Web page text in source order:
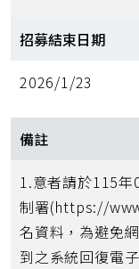
招募結束日期
2026/1/23
備註
1.意者請於115
制署(https://
名資料，為避免
到之系統回復電